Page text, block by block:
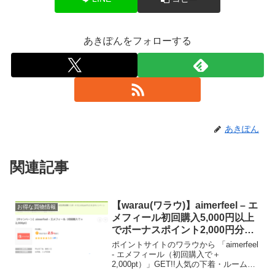
あきぽんをフォローする
あきぽん
関連記事
お得な買物情報
【warau(ワラウ)】aimerfeel – エ
メフィール初回購入5,000円以上
でボーナスポイント2,000円分プ
レゼント
ポイントサイトのワラウから 「aimerfeel
- エメフィール（初回購入で＋
2,000pt）」GET!!人気の下着・ルームウ